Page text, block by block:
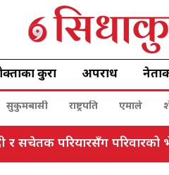
कुरा अपराध
सुकुमबासी राष्ट्रपति एमाले
र सचेतक परियारसँग परिवारको